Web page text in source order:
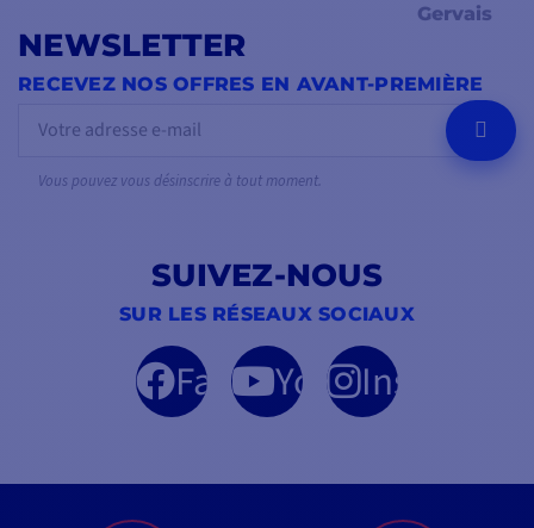
Gervais
NEWSLETTER
RECEVEZ NOS OFFRES EN AVANT-PREMIÈRE
OK
Vous pouvez vous désinscrire à tout moment.
SUIVEZ-NOUS
SUR LES RÉSEAUX SOCIAUX
FacebookYouTubeInstagram